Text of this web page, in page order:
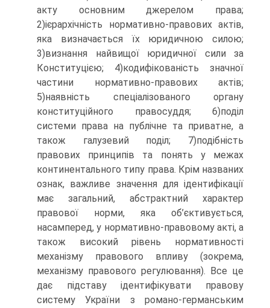
акту основним джерелом права;
2)ієрархічність нормативно-правових актів,
яка визначається їх юридичною силою;
3)визнання найвищої юридичної сили за
Конституцією; 4)кодифікованість значної
частини нормативно-правових актів;
5)наявність спеціалізованого органу
конституційного правосуддя; 6)поділ
системи права на публічне та приватне, а
також галузевий поділ; 7)подібність
правових принципів та понять у межах
континентального типу права. Крім названих
ознак, важливе значення для ідентифікації
має загальний, абстрактний характер
правової норми, яка об’єктивується,
насамперед, у нормативно-правовому акті, а
також високий рівень нормативності
механізму правового впливу (зокрема,
механізму правового регулювання). Все це
дає підставу ідентифікувати правову
систему України з романо-германським